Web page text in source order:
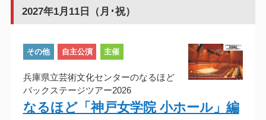
2027年1月11日（月･祝）
その他 自主公演 主催
兵庫県立芸術文化センターのなるほど
バックステージツアー2026
なるほど「神戸女学院 小ホール」編